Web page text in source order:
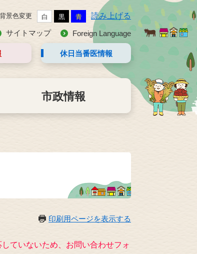
背景色変更 白 黒 青 読み上げる
サイトマップ Foreign Language
休日当番医情報
市政情報
印刷用ページを表示する
ていないため、お問い合わせフォ